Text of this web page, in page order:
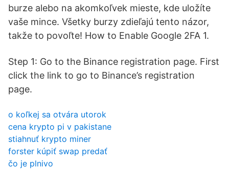
burze alebo na akomkoľvek mieste, kde uložíte
vaše mince. Všetky burzy zdieľajú tento názor,
takže to povoľte! How to Enable Google 2FA 1.
Step 1: Go to the Binance registration page. First
click the link to go to Binance’s registration
page.
o koľkej sa otvára utorok
cena krypto pi v pakistane
stiahnuť krypto miner
forster kúpiť swap predať
čo je plnivo